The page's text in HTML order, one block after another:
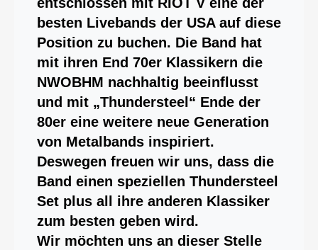
besten Livebands der USA auf diese
Position zu buchen. Die Band hat
mit ihren End 70er Klassikern die
NWOBHM nachhaltig beeinflusst
und mit „Thundersteel“ Ende der
80er eine weitere neue Generation
von Metalbands inspiriert.
Deswegen freuen wir uns, dass die
Band einen speziellen Thundersteel
Set plus all ihre anderen Klassiker
zum besten geben wird.
Wir möchten uns an dieser Stelle